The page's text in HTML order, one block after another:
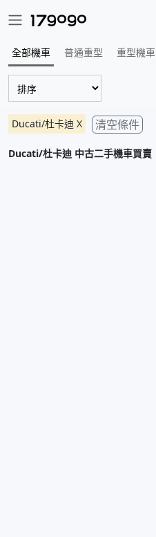
全部機車 普通重型 重型機車
Ducati/杜卡迪 X 清空條件
Ducati/杜卡迪 中古二手機車買賣